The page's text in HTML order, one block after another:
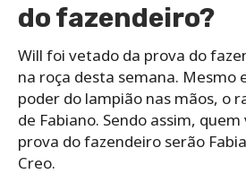
do fazendeiro?
Will foi vetado da prova do
na roça desta semana. Mesmo
poder do lampião nas mãos, o
de Fabiano. Sendo assim,
prova do fazendeiro serão
Creo.